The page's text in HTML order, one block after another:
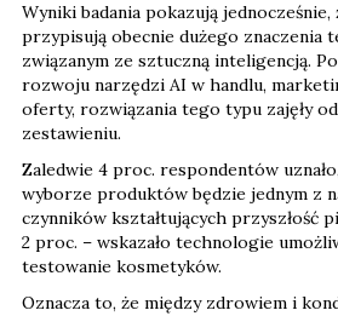
Wyniki badania pokazują
przypisują obecnie dużego znaczenia
związanym ze sztuczną inteligencją.
rozwoju narzędzi AI w handlu,
oferty, rozwiązania tego typu zajęły
zestawieniu.
Zaledwie 4 proc. respondentów
wyborze produktów będzie jednym z
czynników kształtujących przyszłość
2 proc. – wskazało technologie
testowanie kosmetyków.
Oznacza to, że między zdrowiem i